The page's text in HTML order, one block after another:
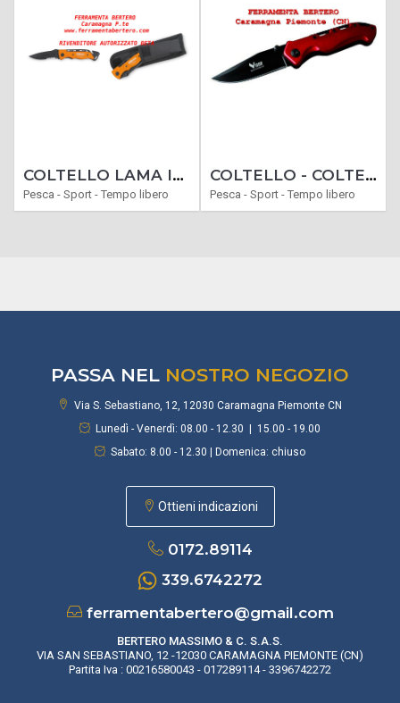
COLTELLO LAMA IN ACCIAIO BETA TOOLS 1778SOS 1778 SOS CON FRANGIVETRO COLTELLINO
Pesca - Sport - Tempo libero
COLTELLO - COLTELLI SERRAMANICO CACCIA MODELLO PICCHIO
Pesca - Sport - Tempo libero
PASSA NEL NOSTRO NEGOZIO
Via S. Sebastiano, 12, 12030 Caramagna Piemonte CN
Lunedì - Venerdì: 08.00 - 12.30 | 15.00 - 19.00
Sabato: 8.00 - 12.30 | Domenica: chiuso
Ottieni indicazioni
0172.89114
339.6742272
ferramentabertero@gmail.com
BERTERO MASSIMO & C. S.A.S.
VIA SAN SEBASTIANO, 12 -12030 CARAMAGNA PIEMONTE (CN)
Partita Iva : 00216580043 - 017289114 - 3396742272